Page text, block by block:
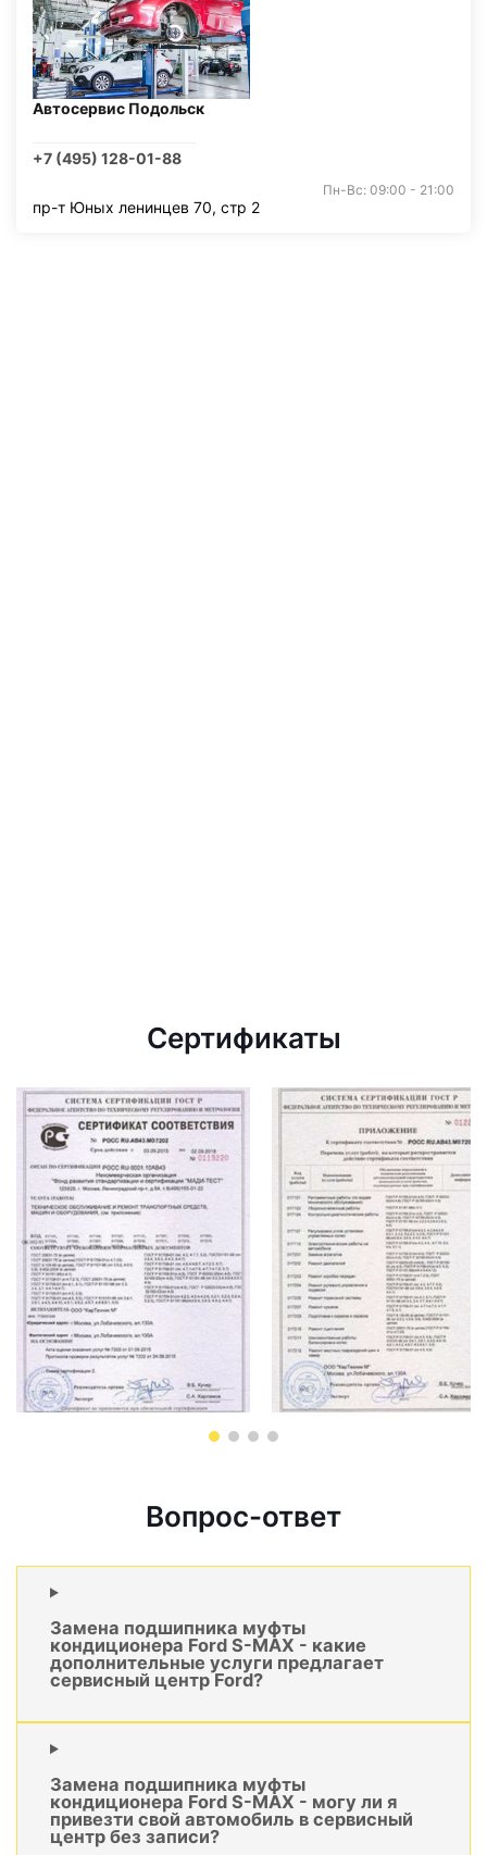
Автосервис Подольск
+7 (495) 128-01-88
Пн-Вс: 09:00 - 21:00
пр-т Юных ленинцев 70, стр 2
Сертификаты
Вопрос-ответ
Замена подшипника муфты
кондиционера Ford S-MAX - какие
дополнительные услуги предлагает
сервисный центр Ford?
Замена подшипника муфты
кондиционера Ford S-MAX - могу ли я
привезти свой автомобиль в сервисный
центр без записи?